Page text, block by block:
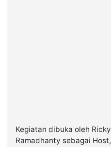
Kegiatan dibuka oleh
Ramadhanty sebagai